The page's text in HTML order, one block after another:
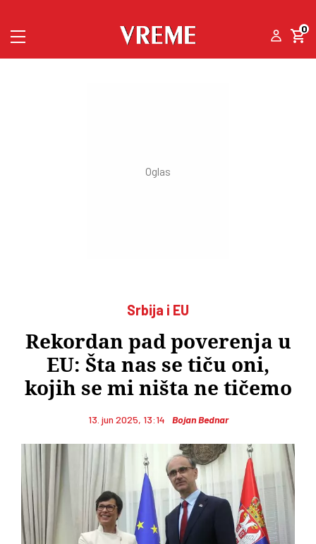
0
Srbija i EU
Rekordan pad poverenja u
EU: Šta nas se tiču oni,
kojih se mi ništa ne tičemo
13. jun 2025, 13:14 Bojan Bednar